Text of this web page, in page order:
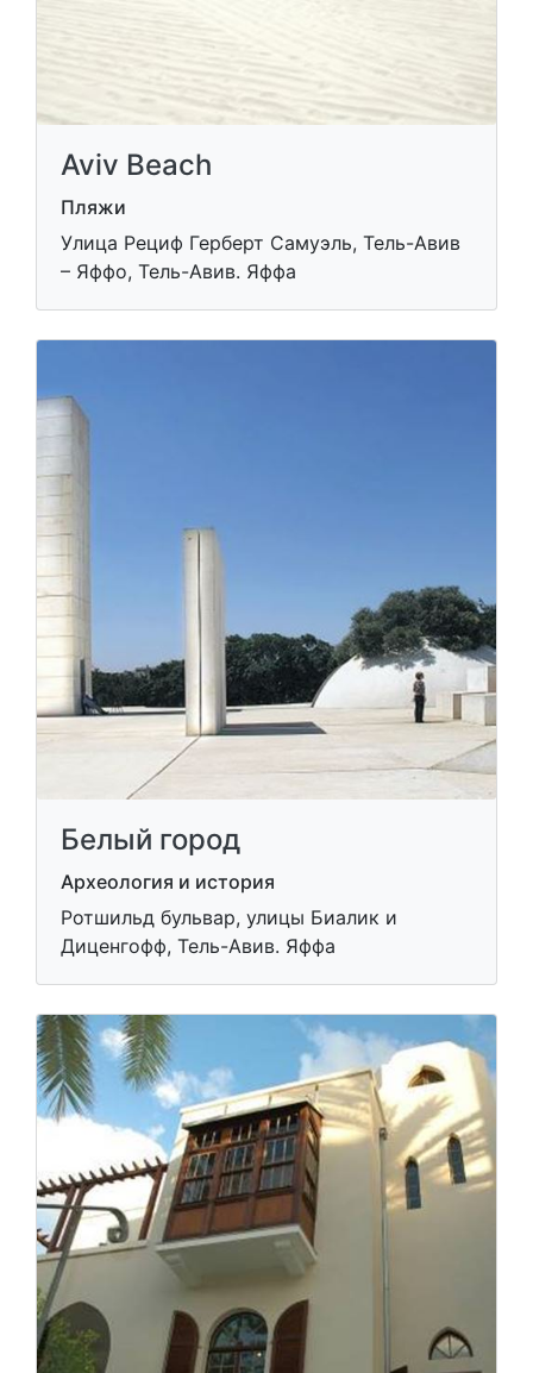
Aviv Beach
Пляжи
Улица Рециф Герберт Самуэль, Тель-Авив
– Яффо, Тель-Авив. Яффа
Белый город
Археология и история
Ротшильд бульвар, улицы Биалик и
Диценгофф, Тель-Авив. Яффа